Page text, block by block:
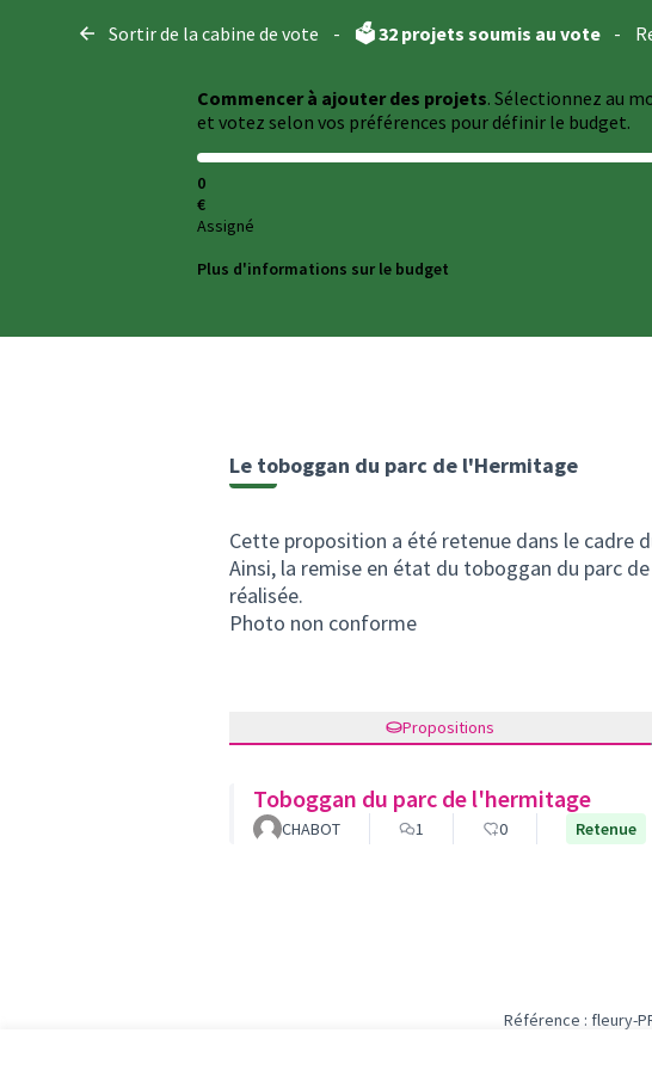
Sortir de la cabine de vote - 🗳️ 32 projets soumis au vote -
Commencer à ajouter des projets. Sélectionnez au
et votez selon vos préférences pour définir le budget.
0
€
Assigné
Plus d'informations sur le budget
Le toboggan du parc de l'Hermitage
Cette proposition a été retenue dans le cadre
Ainsi, la remise en état du toboggan du parc
réalisée.
Photo non conforme
Propositions
Toboggan du parc de l'hermitage
CHABOT 1 0 Retenue
Référence : fleury-